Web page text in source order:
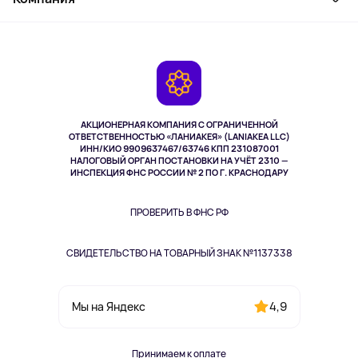
АКЦИОНЕРНАЯ КОМПАНИЯ С ОГРАНИЧЕННОЙ
ОТВЕТСТВЕННОСТЬЮ «ЛАНИАКЕЯ» (LANIAKEA LLC)
ИНН/КИО 9909637467/63746 КПП 231087001
НАЛОГОВЫЙ ОРГАН ПОСТАНОВКИ НА УЧЁТ 2310 —
ИНСПЕКЦИЯ ФНС РОССИИ № 2 ПО Г. КРАСНОДАРУ
ПРОВЕРИТЬ В ФНС РФ
СВИДЕТЕЛЬСТВО НА ТОВАРНЫЙ ЗНАК №1137338
Мы на Яндекс 4,9
Принимаем к оплате
Здоровье питомцев
Одежда и аксессуары